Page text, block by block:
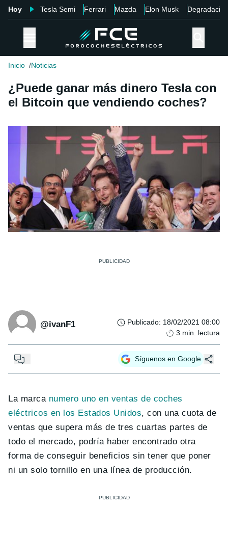
Hoy Tesla Semi Ferrari Mazda Elon Musk Degradación
Inicio Noticias
¿Puede ganar más dinero Tesla con
el Bitcoin que vendiendo coches?
@ivanF1 Publicado: 18/02/2021 08:00
3 min. lectura
... Síguenos en Google
La marca numero uno en ventas de coches
eléctricos en los Estados Unidos, con una cuota de
ventas que supera más de tres cuartas partes de
todo el mercado, podría haber encontrado otra
forma de conseguir beneficios sin tener que poner
ni un solo tornillo en una línea de producción.